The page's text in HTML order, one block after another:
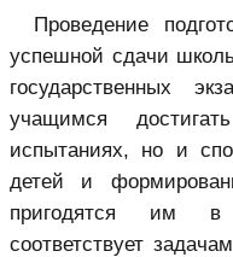
Проведение
успешной сдачи
государственных
учащимся
испытаниях, но и
детей и
пригодятся им
соответствует